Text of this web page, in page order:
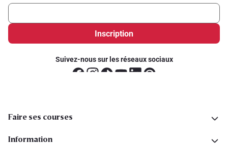
Inscription
Suivez-nous sur les réseaux sociaux
Faire ses courses
Information